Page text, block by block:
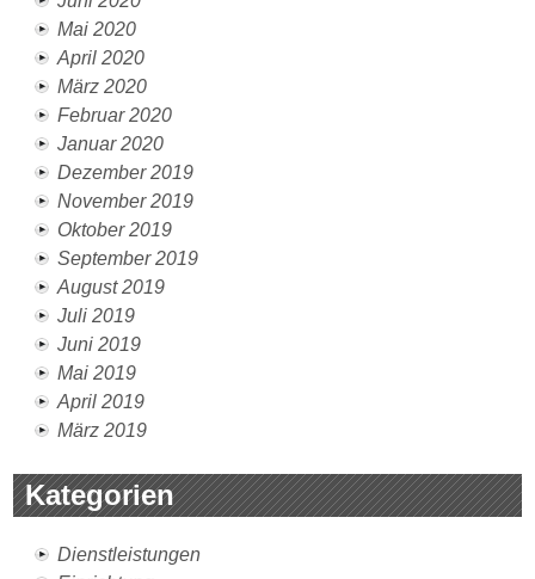
Mai 2020
April 2020
März 2020
Februar 2020
Januar 2020
Dezember 2019
November 2019
Oktober 2019
September 2019
August 2019
Juli 2019
Juni 2019
Mai 2019
April 2019
März 2019
Kategorien
Dienstleistungen